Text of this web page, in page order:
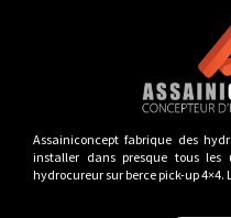
Assainiconcept fabrique des
installer dans presque tous
hydrocureur sur berce pick-up